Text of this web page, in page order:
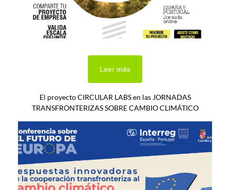
Leer más
El proyecto CIRCULAR LABS en las JORNADAS
TRANSFRONTERIZAS SOBRE CAMBIO CLIMÁTICO